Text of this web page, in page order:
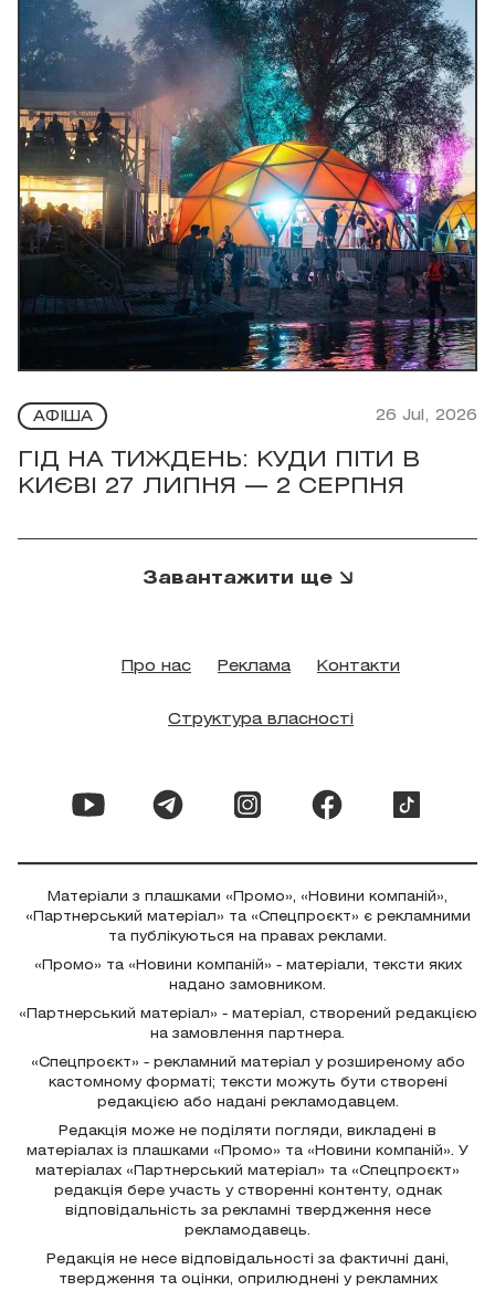
АФІША 26 Jul, 2026
ГІД НА ТИЖДЕНЬ: КУДИ ПІТИ В
КИЄВІ 27 ЛИПНЯ — 2 СЕРПНЯ
Завантажити ще
Про нас Реклама Контакти
Структура власності
Матеріали з плашками «Промо», «Новини компаній»,
«Партнерський матеріал» та «Спецпроєкт» є рекламними
та публікуються на правах реклами.
«Промо» та «Новини компаній» - матеріали, тексти яких
надано замовником.
«Партнерський матеріал» - матеріал, створений редакцією
на замовлення партнера.
«Спецпроєкт» - рекламний матеріал у розширеному або
кастомному форматі; тексти можуть бути створені
редакцією або надані рекламодавцем.
Редакція може не поділяти погляди, викладені в
матеріалах із плашками «Промо» та «Новини компаній». У
матеріалах «Партнерський матеріал» та «Спецпроєкт»
редакція бере участь у створенні контенту, однак
відповідальність за рекламні твердження несе
рекламодавець.
Редакція не несе відповідальності за фактичні дані,
твердження та оцінки, оприлюднені у рекламних